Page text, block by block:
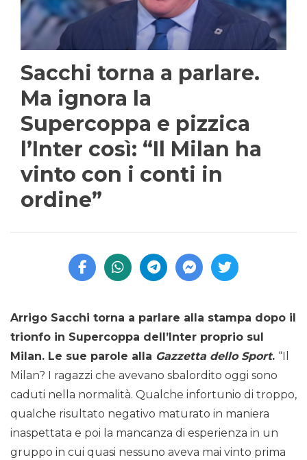
Sacchi torna a parlare.
Ma ignora la
Supercoppa e pizzica
l’Inter così: “Il Milan ha
vinto con i conti in
ordine”
Arrigo Sacchi torna a parlare alla stampa dopo il
trionfo in Supercoppa dell’Inter proprio sul
Milan. Le sue parole alla Gazzetta dello Sport. “Il
Milan? I ragazzi che avevano sbalordito oggi sono
caduti nella normalità. Qualche infortunio di troppo,
qualche risultato negativo maturato in maniera
inaspettata e poi la mancanza di esperienza in un
gruppo in cui quasi nessuno aveva mai vinto prima